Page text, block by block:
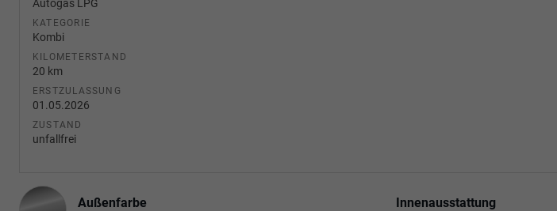
Autogas LPG
KATEGORIE
Kombi
KILOMETERSTAND
20 km
ERSTZULASSUNG
01.05.2026
ZUSTAND
unfallfrei
Außenfarbe
Innenausstattung